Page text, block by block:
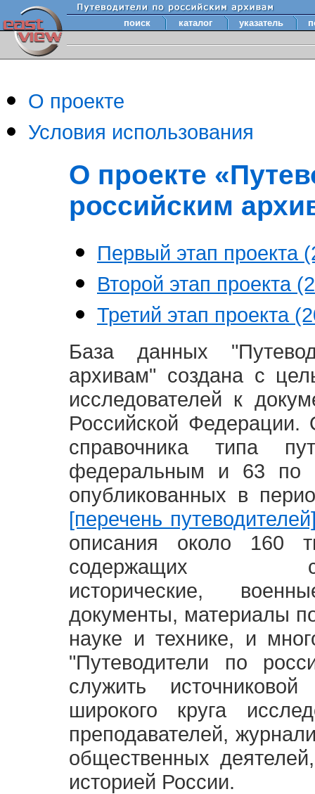
поиск каталог указатель
О проекте
Условия использования
О проекте
российским
Первый этап проекта
Второй этап проекта
Третий этап проекта
База данных
архивам" создана с
исследователей к
Российской
справочника типа
федеральным и 63 по
опубликованных в
[перечень
описания около 160
содержащих
исторические,
документы, материалы
науке и технике, и
"Путеводители по
служить
широкого круга
преподавателей,
общественных
историей России.